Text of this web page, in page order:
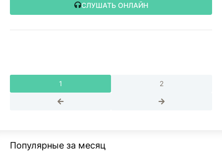
СЛУШАТЬ ОНЛАЙН
1 2
Популярные за месяц